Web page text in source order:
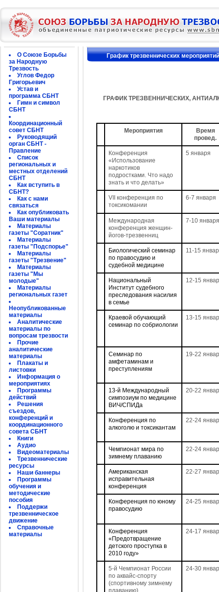
О Союзе Борьбы
за Народную
Трезвость
Углов Федор
Григорьевич
Устав и
программа СБНТ
Гимн и символ
СБНТ
Координационный
совет СБНТ
Руководящий
орган СБНТ -
Правление
Список
региональных и
местных отделений
СБНТ
Как вступить в
СБНТ?
Как с нами
связаться
Как опубликовать
Ваши материалы
Материалы
газеты "Соратник"
Материалы
газеты "Подспорье"
Материалы
газеты "Трезвение"
Материалы
газеты "Мы
молодые"
Материалы
региональных газет
Неопубликованные
материалы
Аналитические
материалы по
вопросам трезвости
Прочие
аналитические
материалы
Плакаты и
листовки
Информация о
мероприятиях
Программы
действий
Решения
съездов,
конференций и
координационного
совета СБНТ
Книги
Аудио
Видеоматериалы
Трезвеннические
ресурсы
Наши баннеры
Программы
обучения и
методические
пособия
Поддержи
трезвенническое
движение
Справочные
материалы
График трезвеннических
ГРАФИК ТРЕЗВЕННИЧЕСКИХ,
Мероприятия
Время
провед.
Конференция
«Использование
наркотиков
подростками. Что надо
знать и что делать»
5 января
VII конференция по
токсикомании
6-7 января
Международная
конференция женщин-
йогов-трезвенниц
7-10 января
Биологический семинар
по правосудию и
судебной медицине
11-15
Национальный
Институт судебного
преследования насилия
в семье
12-15
Краевой обучающий
семинар по собриологии
13-15
Семинар по
амфетаминам и
преступлениям
19-22
13-й Международный
симпозиум по медицине
ВИЧ/СПИДа
20-22
Конференция по
алкоголю и токсикантам
22-24
Чемпионат мира по
зимнему плаванию
22-24
Американская
исправительная
конференция
22-27
Конференция по юному
правосудию
24-25
Конференция
«Предотвращение
детского проступка в
2010 году»
24-17
5-й Чемпионат России
по аквайс-спорту
(спортивному зимнему
плаванию)
24-30